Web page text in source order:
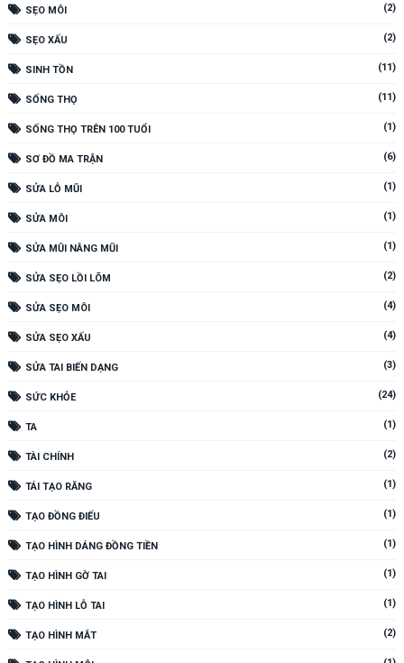
SẸO MÔI (2)
SẸO XẤU (2)
SINH TỒN (11)
SỐNG THỌ (11)
SỐNG THỌ TRÊN 100 TUỔI (1)
SƠ ĐỒ MA TRẬN (6)
SỬA LỖ MŨI (1)
SỬA MÔI (1)
SỬA MŨI NÂNG MŨI (1)
SỬA SẸO LỒI LÕM (2)
SỬA SẸO MÔI (4)
SỬA SẸO XẤU (4)
SỬA TAI BIẾN DẠNG (3)
SỨC KHỎE (24)
TA (1)
TÀI CHÍNH (2)
TÁI TẠO RĂNG (1)
TẠO ĐỒNG ĐIẾU (1)
TẠO HÌNH DÁNG ĐỒNG TIỀN (1)
TẠO HÌNH GỜ TAI (1)
TẠO HÌNH LỖ TAI (1)
TẠO HÌNH MẮT (2)